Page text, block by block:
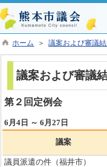
ホーム ＞議案および審議
議案および審議
第２回定例会
6月4日 ～ 6月27日
議案
議員派遣の件（福井市）